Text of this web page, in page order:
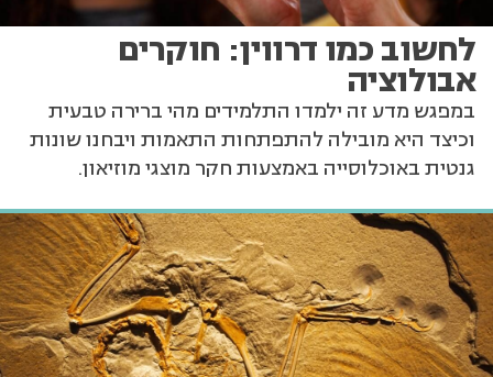
לחשוב כמו דרווין: חוקרים
אבולוציה
במפגש מדע זה ילמדו התלמידים מהי ברירה טבעית
וכיצד היא מובילה להתפתחות התאמות ויבחנו שונות
גנטית באוכלוסייה באמצעות חקר מוצגי מוזיאון.